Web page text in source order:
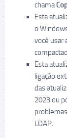
chama
Esta
o
você usar
Esta
ligação
das
2023 ou
LDAP.